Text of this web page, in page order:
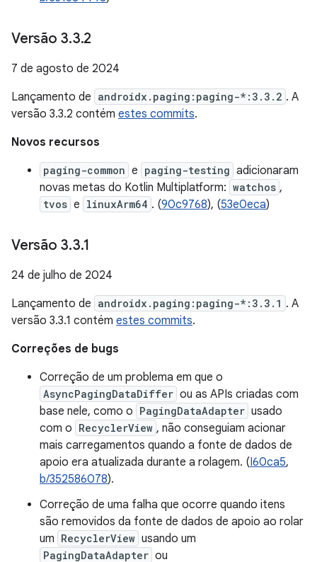
Versão 3.3.2
7 de agosto de 2024
Lançamento de androidx.paging:paging-*:3.3.2 . A
versão 3.3.2 contém estes commits.
Novos recursos
paging-common e paging-testing adicionaram
novas metas do Kotlin Multiplatform: watchos ,
tvos e linuxArm64 . (90c9768), (53e0eca)
Versão 3.3.1
24 de julho de 2024
Lançamento de androidx.paging:paging-*:3.3.1 . A
versão 3.3.1 contém estes commits.
Correções de bugs
Correção de um problema em que o
AsyncPagingDataDiffer ou as APIs criadas com
base nele, como o PagingDataAdapter usado
com o RecyclerView , não conseguiam acionar
mais carregamentos quando a fonte de dados de
apoio era atualizada durante a rolagem. (I60ca5,
b/352586078).
Correção de uma falha que ocorre quando itens
são removidos da fonte de dados de apoio ao rolar
um RecyclerView usando um
PagingDataAdapter ou